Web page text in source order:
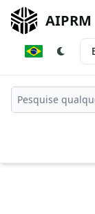
AIPRM